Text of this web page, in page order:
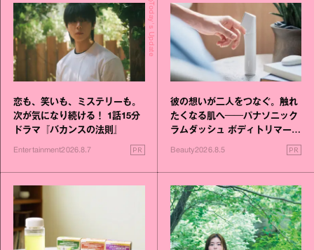
Today's Update
恋も、笑いも、ミステリーも。
次が気になり続ける！ 1話15分
ドラマ『バカンスの法則』
Entertainment2026.8.7 PR
彼の想いが二人をつなぐ。触れ
たくなる肌へ──パナソニック
ラムダッシュ ボディトリマーが
Beauty2026.8.5 PR